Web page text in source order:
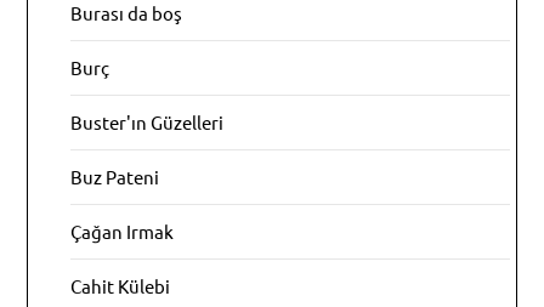
Burası da boş
Burç
Buster'ın Güzelleri
Buz Pateni
Çağan Irmak
Cahit Külebi